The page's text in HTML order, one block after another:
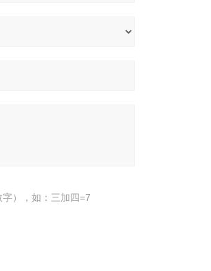
），如：三加四=7